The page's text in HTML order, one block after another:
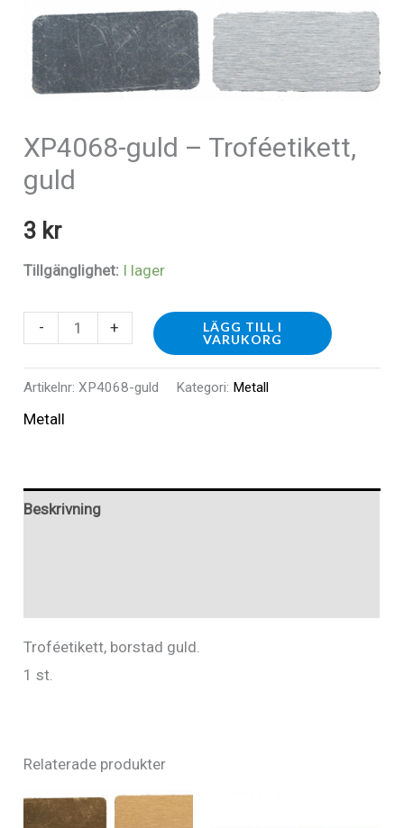
XP4068-guld – Troféetikett,
guld
3 kr
Tillgänglighet: I lager
-
XP4068-
-
+
LÄGG TILL I
VARUKORG
Artikelnr:XP4068-guld Kategori: Metall
Metall
Beskrivning
Troféetikett, borstad guld.
1 st.
Relaterade produkter